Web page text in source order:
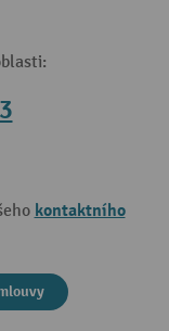
kontaktního